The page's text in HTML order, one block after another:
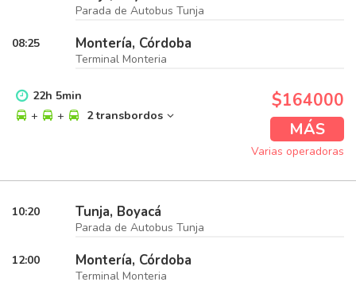
Parada de Autobus Tunja
08:25 Montería, Córdoba
Terminal Monteria
22h 5min
+
+ 2 transbordos
$164000
MÁS
Varias operadoras
10:20 Tunja, Boyacá
Parada de Autobus Tunja
12:00 Montería, Córdoba
Terminal Monteria